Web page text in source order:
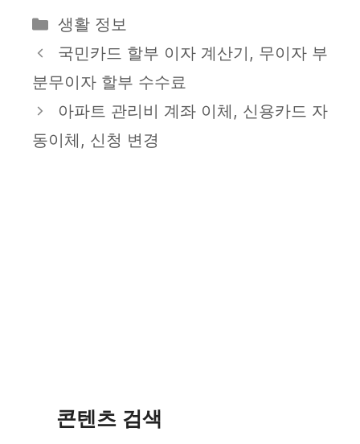
카
테
리
생활 정보
국민카드 할부 이자 계산기, 무이자 부
분무이자 할부 수수료
아파트 관리비 계좌 이체, 신용카드 자
동이체, 신청 변경
콘텐츠 검색